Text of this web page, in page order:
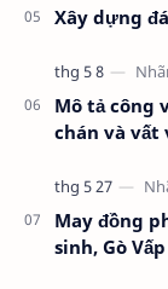
Xây dựng
Mô tả công
chán và vất
May đồng
sinh, Gò